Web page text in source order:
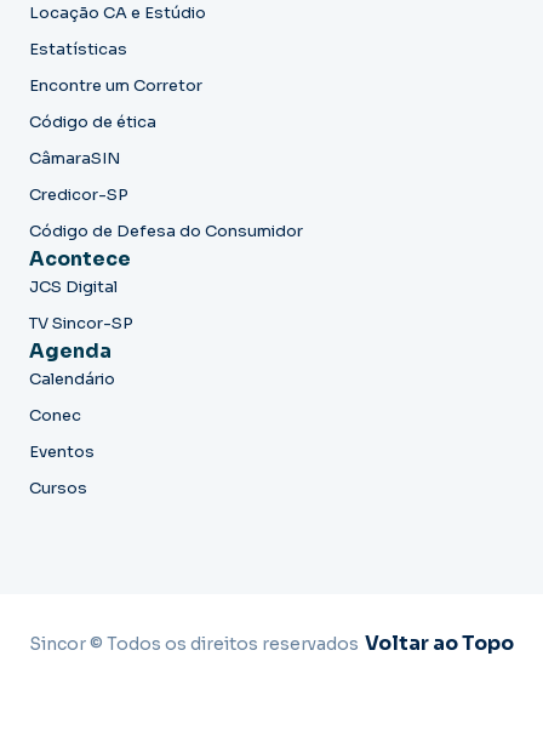
Locação CA e Estúdio
Estatísticas
Encontre um Corretor
Código de ética
CâmaraSIN
Credicor-SP
Código de Defesa do Consumidor
Acontece
JCS Digital
TV Sincor-SP
Agenda
Calendário
Conec
Eventos
Cursos
Sincor © Todos os direitos reservados Voltar ao Topo